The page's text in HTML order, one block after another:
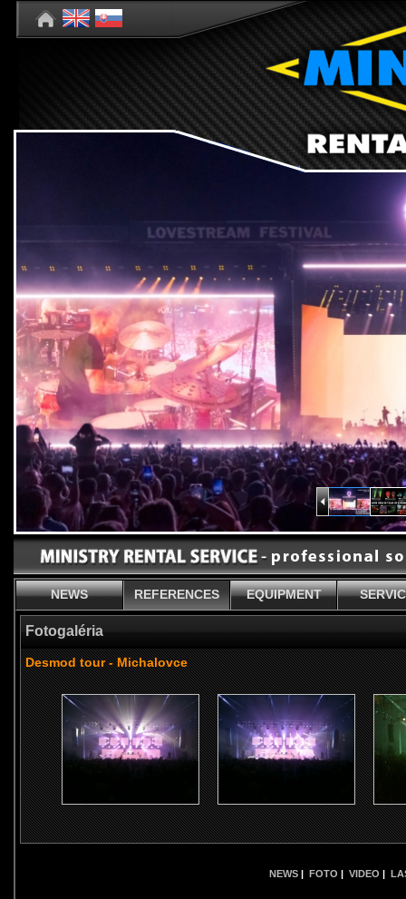
NEWS REFERENCES EQUIPMENT
Fotogaléria
Desmod tour - Michalovce
NEWS | FOTO | VIDEO |